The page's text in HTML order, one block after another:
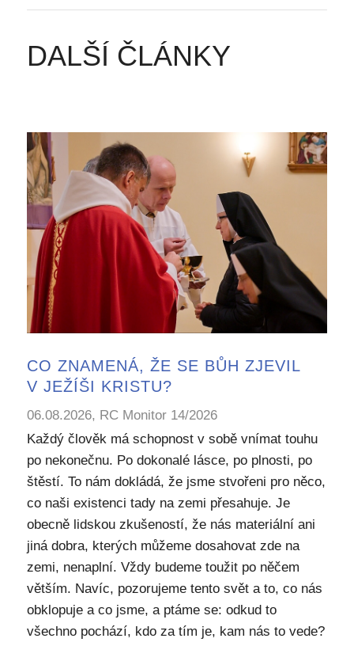
DALŠÍ ČLÁNKY
CO ZNAMENÁ, ŽE SE BŮH ZJEVIL
V JEŽÍŠI KRISTU?
06.08.2026, RC Monitor 14/2026
Každý člověk má schopnost v sobě vnímat touhu
po nekonečnu. Po dokonalé lásce, po plnosti, po
štěstí. To nám dokládá, že jsme stvořeni pro něco,
co naši existenci tady na zemi přesahuje. Je
obecně lidskou zkušeností, že nás materiální ani
jiná dobra, kterých můžeme dosahovat zde na
zemi, nenaplní. Vždy budeme toužit po něčem
větším. Navíc, pozorujeme tento svět a to, co nás
obklopuje a co jsme, a ptáme se: odkud to
všechno pochází, kdo za tím je, kam nás to vede?